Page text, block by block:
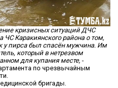
кризисных ситуаций ДЧС
ЧС Каракиянского района о том,
у пирса был спасён мужчина. Им
который в нетрезвом
для купания месте,-
по чрезвычайным
бригады.